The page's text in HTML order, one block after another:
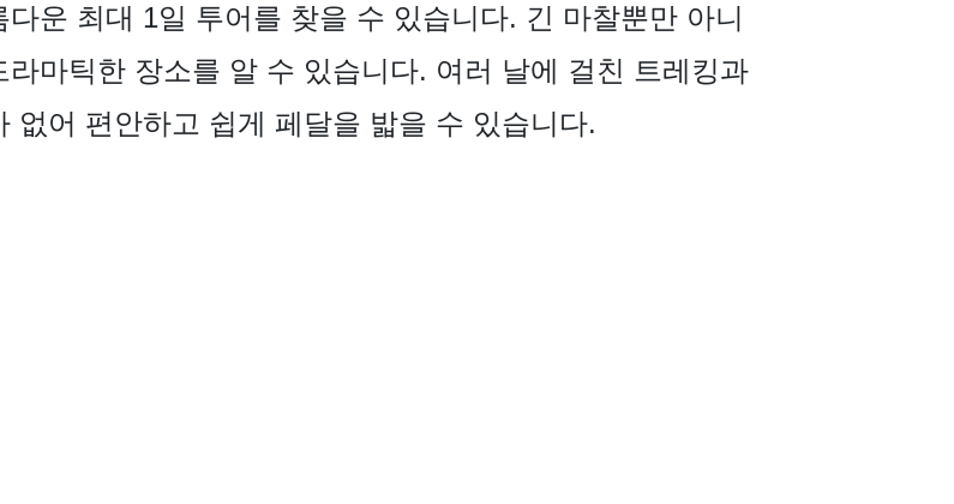
운 최대 1일 투어를 찾을 수 있습니다. 긴 마찰뿐만 아니
마틱한 장소를 알 수 있습니다. 여러 날에 걸친 트레킹과
없어 편안하고 쉽게 페달을 밟을 수 있습니다.